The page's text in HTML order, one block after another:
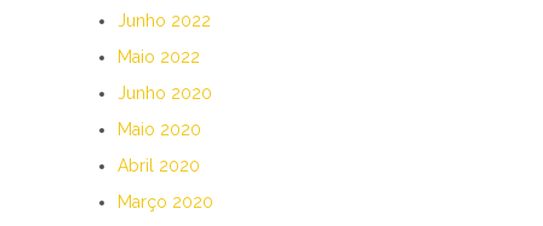
Junho 2022
Maio 2022
Junho 2020
Maio 2020
Abril 2020
Março 2020